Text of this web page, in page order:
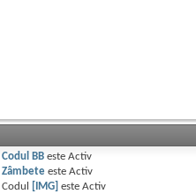
Codul BB esteActiv
Zâmbete esteActiv
Codul
[IMG] esteActiv